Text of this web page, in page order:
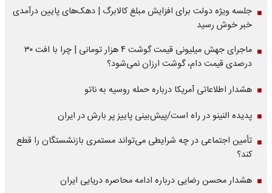
جلسه ویژه دولت برای افزایش مبلغ کالابرگ | دهک‌های پایین درآمدی
خبر خوش رسید
ماجرای جهش میلیونی قیمت گوشت ۴ هزار تومانی | چرا با افت ۳۰
درصدی قیمت دام، گوشت ارزان نمی‌شود؟
هشدار اطلاعاتی آمریکا درباره حمله روسیه به ناتو
پدیده النینو در راه است/پیش‌بینی پاییز پر بارش در ایران
تأمین اجتماعی در چه شرایطی می‌تواند مستمری بازنشستگان را قطع
کند؟
هشدار محسن رضایی درباره ادامه محاصره دریایی ایران